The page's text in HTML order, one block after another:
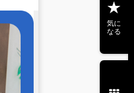
気に
なる